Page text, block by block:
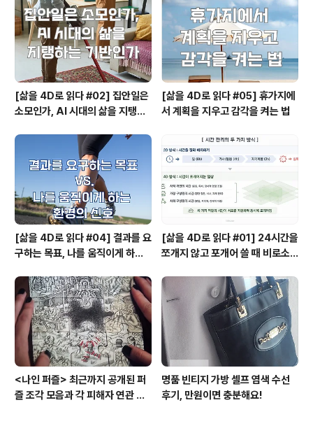
[삶을 4D로 읽다 #02] 집안일은
소모인가, AI 시대의 삶을 지탱하
[삶을 4D로 읽다 #05] 휴가지에
서 계획을 지우고 감각을 켜는 법
[삶을 4D로 읽다 #04] 결과를 요
구하는 목표, 나를 움직이게 하는
[삶을 4D로 읽다 #01] 24시간을
쪼개지 않고 포개어 쓸 때 비로소
<나인 퍼즐> 최근까지 공개된 퍼
즐 조각 모음과 각 피해자 연관 관
명품 빈티지 가방 셀프 염색 수선
후기, 만원이면 충분해요!